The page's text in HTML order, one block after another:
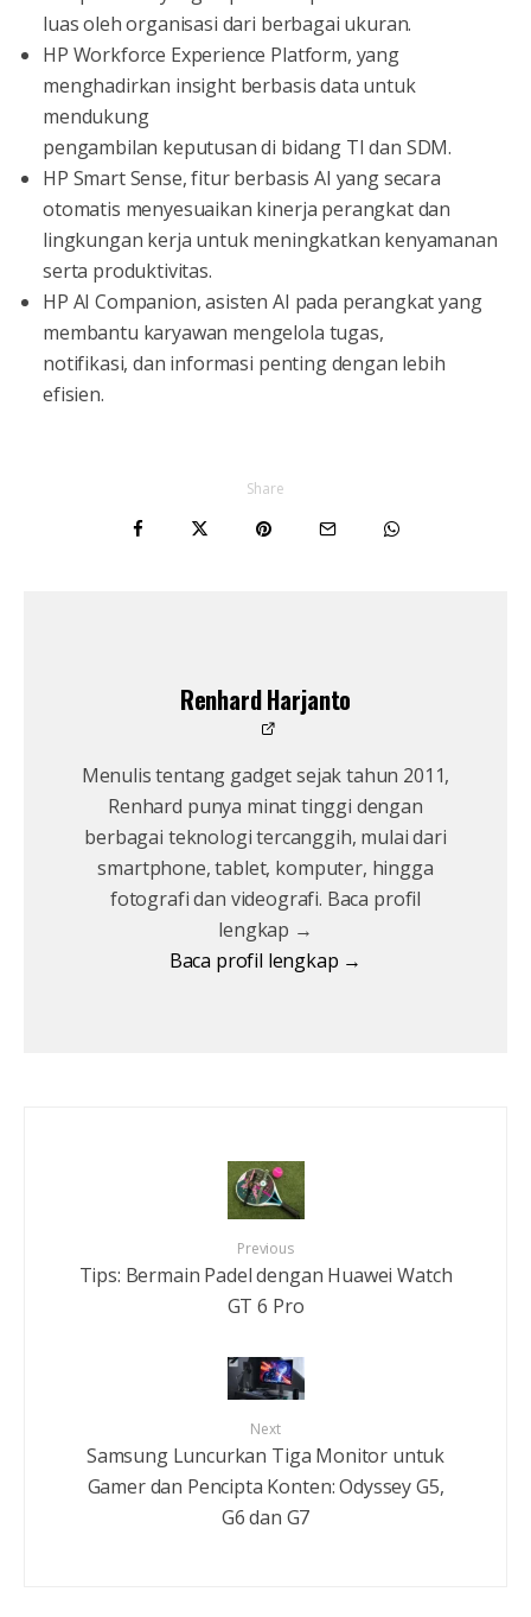
luas oleh organisasi dari berbagai ukuran.
HP Workforce Experience Platform, yang
menghadirkan insight berbasis data untuk
mendukung
pengambilan keputusan di bidang TI dan SDM.
HP Smart Sense, fitur berbasis AI yang secara
otomatis menyesuaikan kinerja perangkat dan
lingkungan kerja untuk meningkatkan kenyamanan
serta produktivitas.
HP AI Companion, asisten AI pada perangkat yang
membantu karyawan mengelola tugas,
notifikasi, dan informasi penting dengan lebih
efisien.
Share
Renhard Harjanto
Menulis tentang gadget sejak tahun 2011,
Renhard punya minat tinggi dengan
berbagai teknologi tercanggih, mulai dari
smartphone, tablet, komputer, hingga
fotografi dan videografi. Baca profil
lengkap →
Baca profil lengkap →
Previous
Tips: Bermain Padel dengan Huawei Watch
GT 6 Pro
Next
Samsung Luncurkan Tiga Monitor untuk
Gamer dan Pencipta Konten: Odyssey G5,
G6 dan G7